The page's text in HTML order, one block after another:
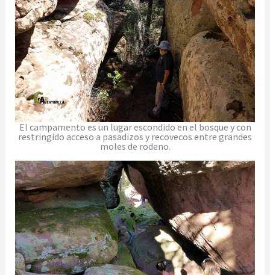
El campamento es un lugar escondido en el bosque y con
restringido acceso a pasadizos y recovecos entre grandes
moles de rodeno.